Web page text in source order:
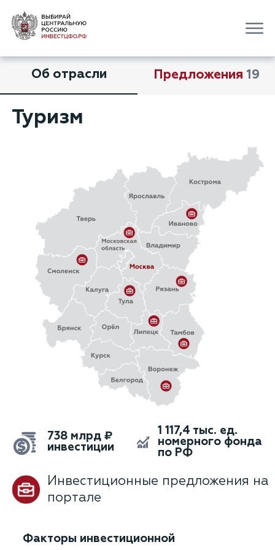
Об отрасли Предложения 19
Туризм
738 млрд ₽
инвестиции
1 117,4 тыс. ед.
номерного фонда
по РФ
Инвестиционные предложения на
портале
Факторы инвестиционной